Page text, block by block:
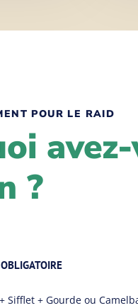
POUR LE RAID
?
Sifflet + Gourde ou